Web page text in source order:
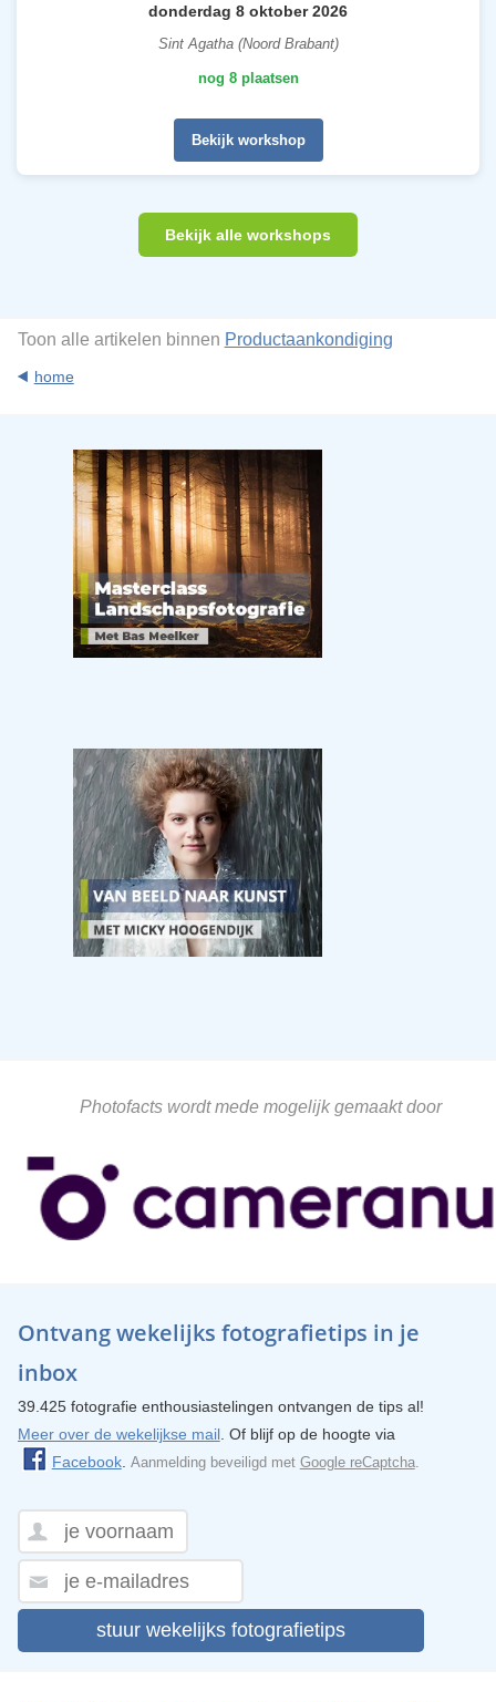
donderdag 8 oktober 2026
Sint Agatha (Noord Brabant)
nog 8 plaatsen
Bekijk workshop
Bekijk alle workshops
Toon alle artikelen binnen Productaankondiging
home
Photofacts wordt mede mogelijk gemaakt door
Ontvang wekelijks fotografietips in je
inbox
39.425 fotografie enthousiastelingen ontvangen de tips al!
Meer over de wekelijkse mail. Of blijf op de hoogte via
Facebook. Aanmelding beveiligd met Google reCaptcha.
stuur wekelijks fotografietips